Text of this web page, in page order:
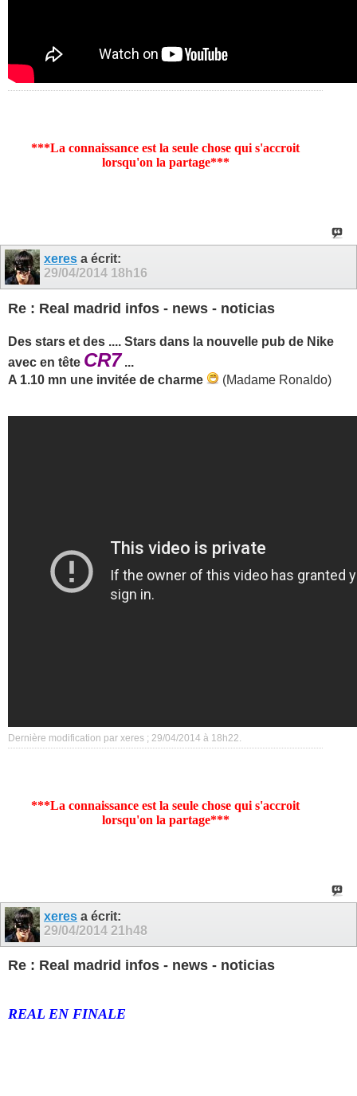
***La connaissance est la seule chose qui s'accroit
lorsqu'on la partage***
xeres a écrit:
29/04/2014 18h16
Re : Real madrid infos - news - noticias
Des stars et des .... Stars dans la nouvelle pub de Nike
avec en tête CR7 ...
A 1.10 mn une invitée de charme (Madame Ronaldo)
Dernière modification par xeres ; 29/04/2014 à 18h22.
***La connaissance est la seule chose qui s'accroit
lorsqu'on la partage***
xeres a écrit:
29/04/2014 21h48
Re : Real madrid infos - news - noticias
REAL EN FINALE